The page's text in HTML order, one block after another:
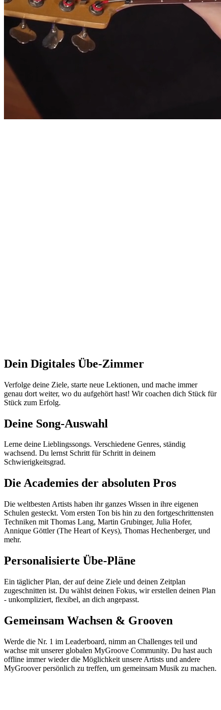
Dein Digitales Übe-Zimmer
Verfolge deine Ziele, starte neue Lektionen, und mache immer
genau dort weiter, wo du aufgehört hast! Wir coachen dich Stück für
Stück zum Erfolg.
Deine Song-Auswahl
Lerne deine Lieblingssongs. Verschiedene Genres, ständig
wachsend. Du lernst Schritt für Schritt in deinem
Schwierigkeitsgrad.
Die Academies der absoluten Pros
Die weltbesten Artists haben ihr ganzes Wissen in ihre eigenen
Schulen gesteckt. Vom ersten Ton bis hin zu den fortgeschrittensten
Techniken mit Thomas Lang, Martin Grubinger, Julia Hofer,
Annique Göttler (The Heart of Keys), Thomas Hechenberger, und
mehr.
Personalisierte Übe-Pläne
Ein täglicher Plan, der auf deine Ziele und deinen Zeitplan
zugeschnitten ist. Du wählst deinen Fokus, wir erstellen deinen Plan
- unkompliziert, flexibel, an dich angepasst.
Gemeinsam Wachsen & Grooven
Werde die Nr. 1 im Leaderboard, nimm an Challenges teil und
wachse mit unserer globalen MyGroove Community. Du hast auch
offline immer wieder die Möglichkeit unsere Artists und andere
MyGroover persönlich zu treffen, um gemeinsam Musik zu machen.